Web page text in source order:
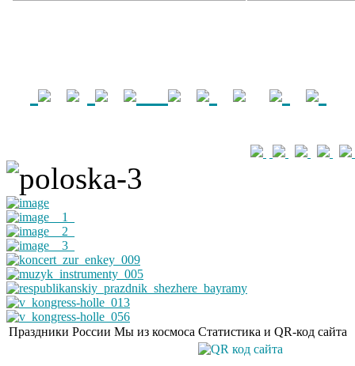
Праздники России Мы из космоса Статистика и QR-код сайта